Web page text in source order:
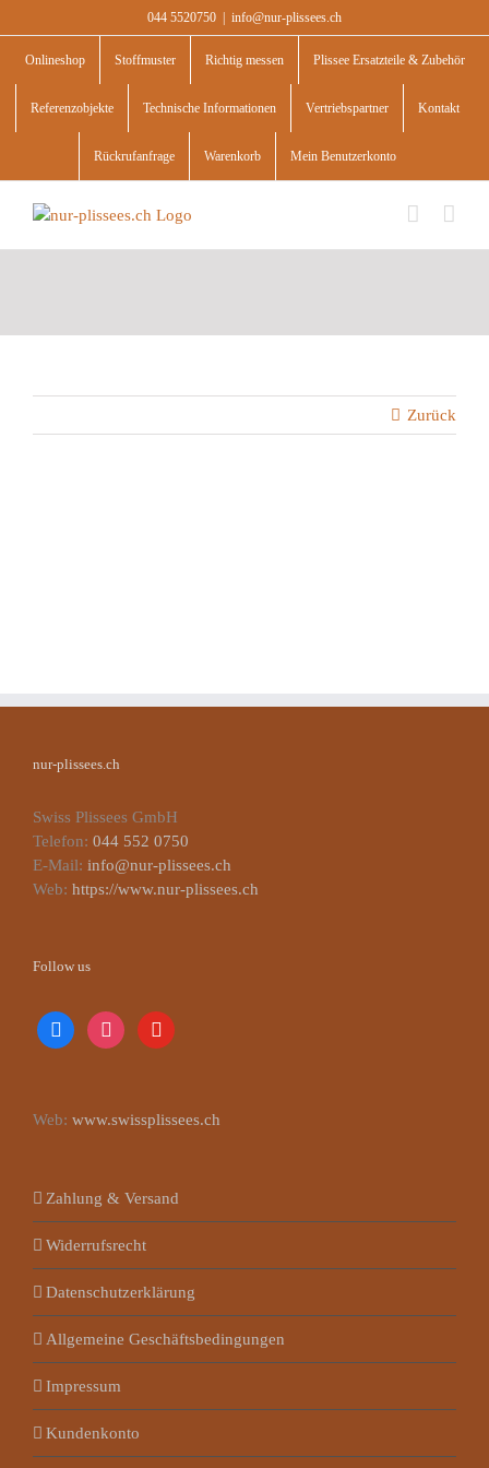
to
content
044 5520750 info@nur-plissees.ch
Onlineshop Stoffmuster Richtig messen Plissee Ersatzteile & Zubehör
Referenzobjekte Technische Informationen Vertriebspartner Kontakt
Rückrufanfrage Warenkorb Mein Benutzerkonto
Zurück
nur-plissees.ch
Swiss Plissees GmbH
Telefon: 044 552 0750
E-Mail: info@nur-plissees.ch
Web: https://www.nur-plissees.ch
Follow us
facebookinstagramyoutube
Web: www.swissplissees.ch
Zahlung & Versand
Widerrufsrecht
Datenschutzerklärung
Allgemeine Geschäftsbedingungen
Impressum
Kundenkonto